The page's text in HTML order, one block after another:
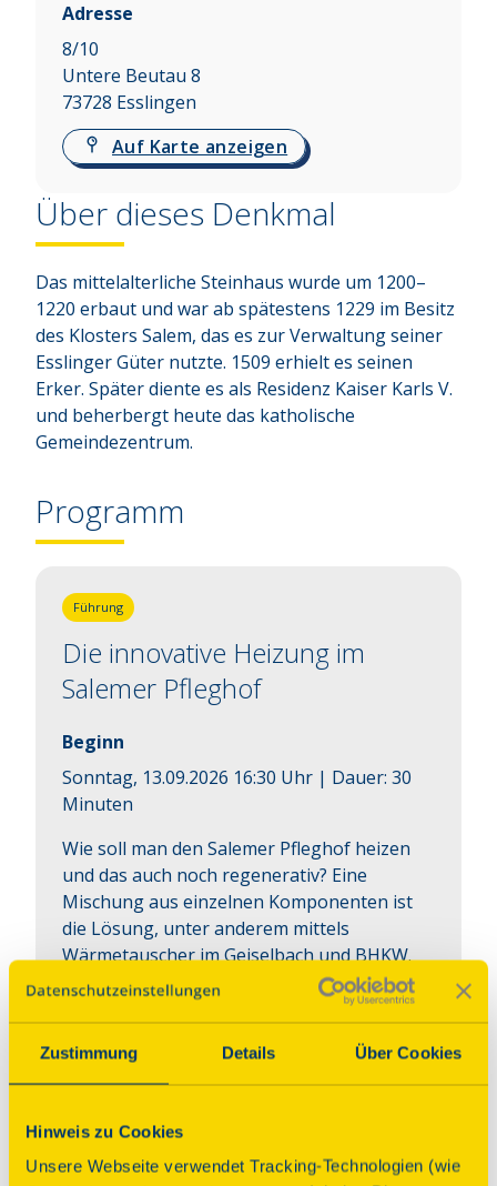
Zustimmung Details Über Cookies
Hinweis zu Cookies
Unsere Webseite verwendet Tracking-Technologien (wie
Adresse
8/10
Untere Beutau 8
73728 Esslingen
Auf Karte anzeigen
Über dieses Denkmal
Das mittelalterliche Steinhaus wurde um 1200–
1220 erbaut und war ab spätestens 1229 im Besitz
des Klosters Salem, das es zur Verwaltung seiner
Esslinger Güter nutzte. 1509 erhielt es seinen
Erker. Später diente es als Residenz Kaiser Karls V.
und beherbergt heute das katholische
Gemeindezentrum.
Programm
Führung
Die innovative Heizung im
Salemer Pfleghof
Beginn
Sonntag, 13.09.2026 16:30 Uhr | Dauer: 30
Minuten
Wie soll man den Salemer Pfleghof heizen
und das auch noch regenerativ? Eine
Mischung aus einzelnen Komponenten ist
die Lösung, unter anderem mittels
Wärmetauscher im Geiselbach und BHKW.
Hinweise
Untere Beutau 8-10.
Kirche und Kunst St. Paul.